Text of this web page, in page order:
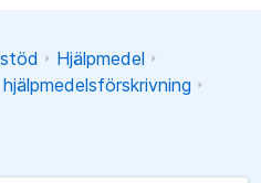
Hjälpmedel